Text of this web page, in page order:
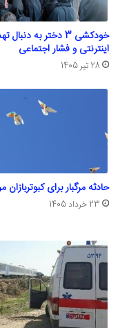
خودکشی 3 دختر به
اینترنتی و فشار اجتماعی
28 تیر 1405
حادثه مرگبار برای کبوتربازان
23 خرداد 1405